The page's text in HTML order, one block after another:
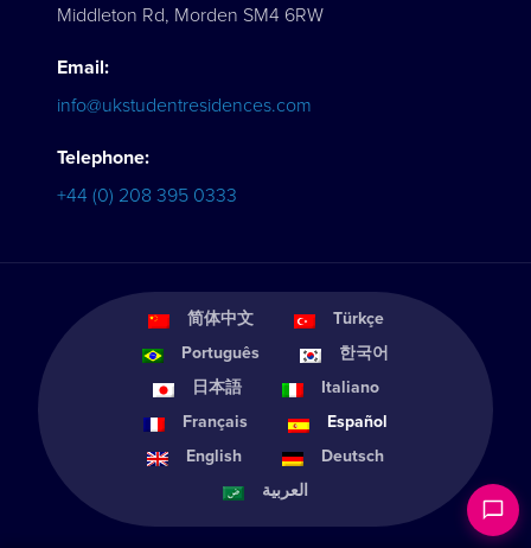
Middleton Rd, Morden SM4 6RW
Email:
info@ukstudentresidences.com
Telephone:
+44 (0) 208 395 0333
简体中文
Türkçe
Português
한국어
日本語
Italiano
Français
Español
English
Deutsch
العربية